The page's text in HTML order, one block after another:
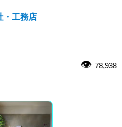
・工務店
78,938